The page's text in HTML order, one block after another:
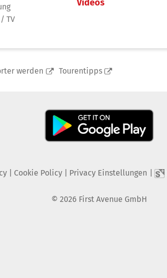
TV
Videos
werden Tourentipps
| Cookie Policy| Privacy Einstellungen
© 2026 First Avenue GmbH